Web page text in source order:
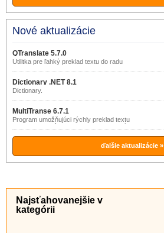
Nové aktualizácie
QTranslate 5.7.0
Utilitka pre ľahký preklad textu do radu
Dictionary .NET 8.1
Dictionary.
MultiTranse 6.7.1
Program umožňujúci rýchly preklad textu
medzi radom rôznych jazykov (anglický,
arabský, čínsky, český, dánsky,
holandský, …), s využitím rôznych
jazykových zdrojov na internete.ďalšie aktualizácie »
Najsťahovanejšie v
kategórii